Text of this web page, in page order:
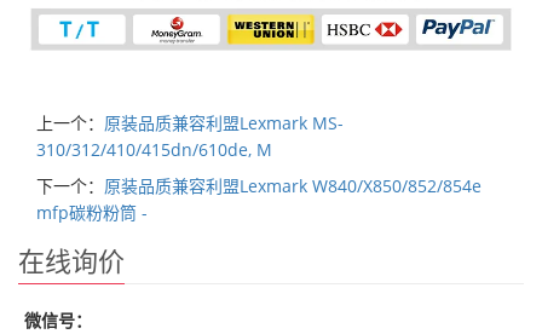
上一个： 原装品质兼容利盟Lexmark MS-
310/312/410/415dn/610de, M
下一个： 原装品质兼容利盟Lexmark W840/X850/852/854e
mfp碳粉粉筒 -
在线询价
微信号：